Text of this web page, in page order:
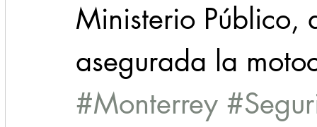
Ministerio Público,
asegurada la
#Monterrey